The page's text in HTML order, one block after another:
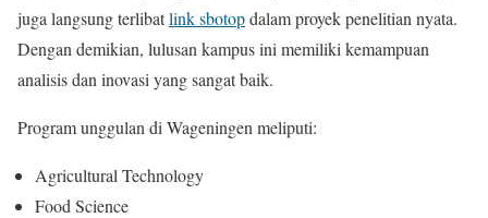
juga langsung terlibatlink sbotopdalam proyek penelitian nyata.
Dengan demikian, lulusan kampus ini memiliki kemampuan
analisis dan inovasi yang sangat baik.
Program unggulan di Wageningen meliputi:
Agricultural Technology
Food Science